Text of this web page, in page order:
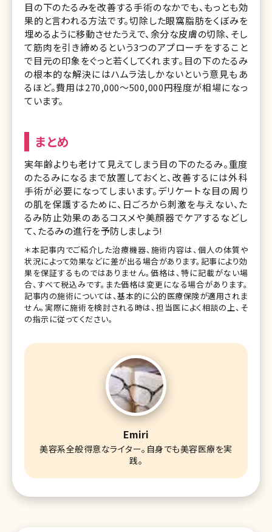
目の下のたるみを改善する手術のなかでも、もっとも効
果的と言われる方法です。切除した眼窩脂肪をくぼみを
埋めるように移動させたうえで、余分な皮膚の切除、そし
て筋肉を引き締めるという3つのアプローチをすること
で目元の印象をぐっと若くしてくれます。目の下のたるみ
の根本的な解決にはハムラ法しかないという意見もあ
るほど。費用は270,000～500,000円程度が相場になっ
ています。
まとめ
実年齢よりも老けて見えてしまう目の下のたるみ。重度
のたるみになるまで放置しておくと、改善するには外科
手術が必要になってしまいます。デリケートな目の周り
の肌を保護するために、日ごろから刺激を与えない、た
るみ防止効果のあるコスメや美顔器でケアするなどし
て、たるみの進行を予防しましょう!
＊本記事内でご紹介した治療機器、施術内容は、個人の体質や
状況によって効果などに差が出る場合があります。記事により効
果を保証するものではありません。価格は、特に記載がない場
合、すべて税込みです。また価格は変更になる場合があります。
記事内の施術については、基本的に公的医療保険が適用されま
せん。実際に施術を検討される時は、担当医によく相談の上、そ
の指示に従ってください。
Emiri
美容系全般得意なライター。自身でも美容医療を実
践。